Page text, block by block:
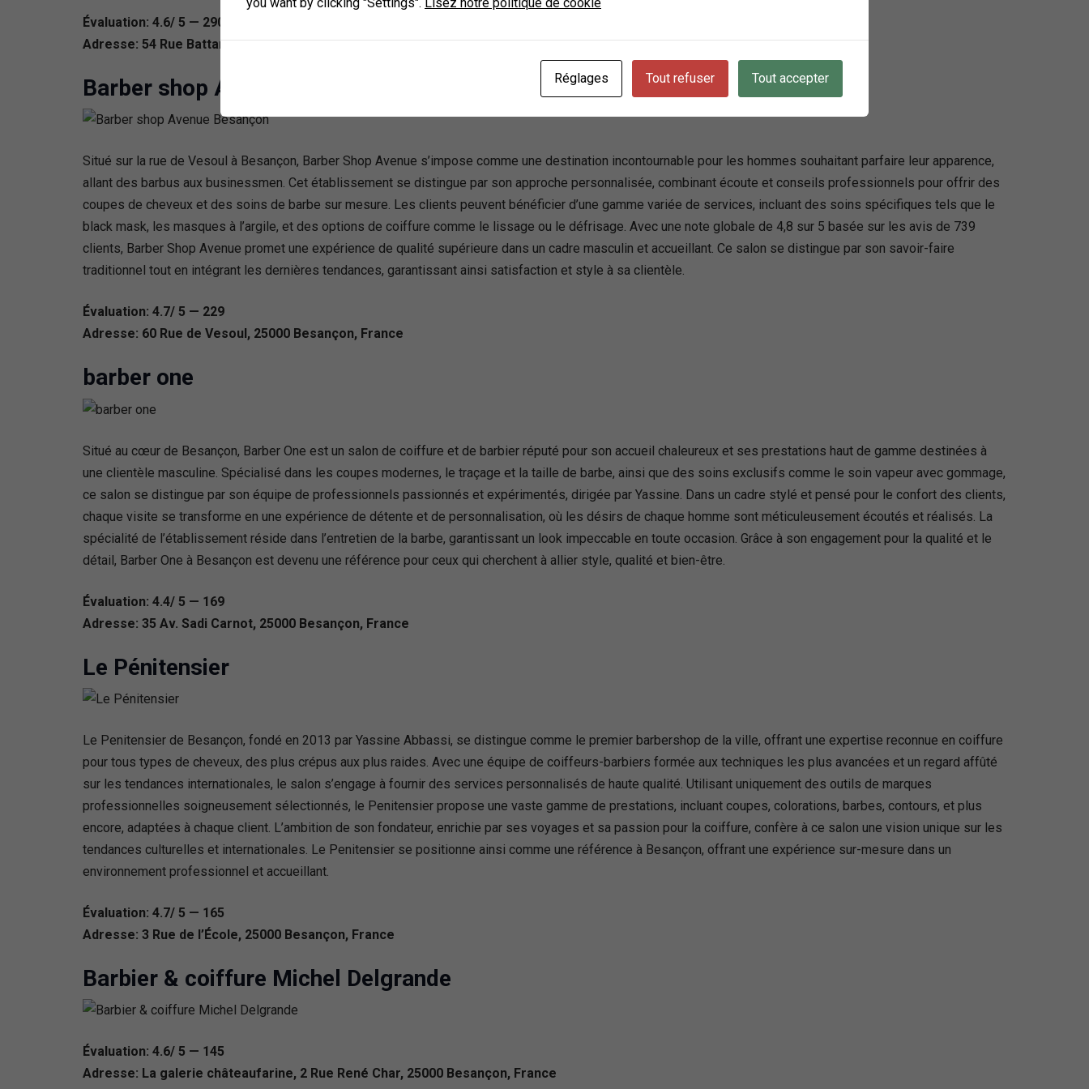
Évaluation: 4.6/ 5 — 290
Adresse: 54 Rue Battant, 25000 Besançon, France
Barber shop Avenue Besançon
Situé sur la rue de Vesoul à Besançon, Barber Shop Avenue s’impose comme une destination incontournable pour les hommes souhaitant parfaire leur apparence,
allant des barbus aux businessmen. Cet établissement se distingue par son approche personnalisée, combinant écoute et conseils professionnels pour offrir des
coupes de cheveux et des soins de barbe sur mesure. Les clients peuvent bénéficier d’une gamme variée de services, incluant des soins spécifiques tels que le
black mask, les masques à l’argile, et des options de coiffure comme le lissage ou le défrisage. Avec une note globale de 4,8 sur 5 basée sur les avis de 739
clients, Barber Shop Avenue promet une expérience de qualité supérieure dans un cadre masculin et accueillant. Ce salon se distingue par son savoir-faire
traditionnel tout en intégrant les dernières tendances, garantissant ainsi satisfaction et style à sa clientèle.
Évaluation: 4.7/ 5 — 229
Adresse: 60 Rue de Vesoul, 25000 Besançon, France
barber one
Situé au cœur de Besançon, Barber One est un salon de coiffure et de barbier réputé pour son accueil chaleureux et ses prestations haut de gamme destinées à
une clientèle masculine. Spécialisé dans les coupes modernes, le traçage et la taille de barbe, ainsi que des soins exclusifs comme le soin vapeur avec gommage,
ce salon se distingue par son équipe de professionnels passionnés et expérimentés, dirigée par Yassine. Dans un cadre stylé et pensé pour le confort des clients,
chaque visite se transforme en une expérience de détente et de personnalisation, où les désirs de chaque homme sont méticuleusement écoutés et réalisés. La
spécialité de l’établissement réside dans l’entretien de la barbe, garantissant un look impeccable en toute occasion. Grâce à son engagement pour la qualité et le
détail, Barber One à Besançon est devenu une référence pour ceux qui cherchent à allier style, qualité et bien-être.
Évaluation: 4.4/ 5 — 169
Adresse: 35 Av. Sadi Carnot, 25000 Besançon, France
Le Pénitensier
Le Penitensier de Besançon, fondé en 2013 par Yassine Abbassi, se distingue comme le premier barbershop de la ville, offrant une expertise reconnue en coiffure
pour tous types de cheveux, des plus crépus aux plus raides. Avec une équipe de coiffeurs-barbiers formée aux techniques les plus avancées et un regard affûté
sur les tendances internationales, le salon s’engage à fournir des services personnalisés de haute qualité. Utilisant uniquement des outils de marques
professionnelles soigneusement sélectionnés, le Penitensier propose une vaste gamme de prestations, incluant coupes, colorations, barbes, contours, et plus
encore, adaptées à chaque client. L’ambition de son fondateur, enrichie par ses voyages et sa passion pour la coiffure, confère à ce salon une vision unique sur les
tendances culturelles et internationales. Le Penitensier se positionne ainsi comme une référence à Besançon, offrant une expérience sur-mesure dans un
environnement professionnel et accueillant.
Évaluation: 4.7/ 5 — 165
Adresse: 3 Rue de l’École, 25000 Besançon, France
Barbier & coiffure Michel Delgrande
Évaluation: 4.6/ 5 — 145
Adresse: La galerie châteaufarine, 2 Rue René Char, 25000 Besançon, France
Réglages Tout refuser Tout accepter